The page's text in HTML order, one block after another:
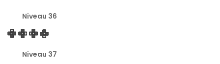
Niveau 36
Niveau 37